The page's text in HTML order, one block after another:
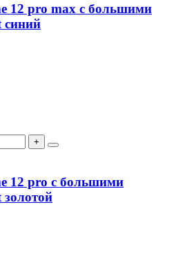
12 pro max с большими
синий
+
12 pro с большими
золотой